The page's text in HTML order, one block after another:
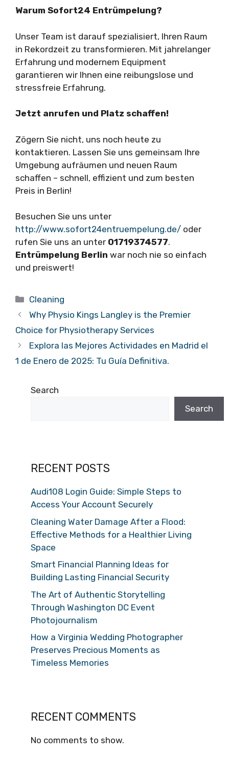
Warum Sofort24 Entrümpelung?
Unser Team ist darauf spezialisiert, Ihren Raum
in Rekordzeit zu transformieren. Mit jahrelanger
Erfahrung und modernem Equipment
garantieren wir Ihnen eine reibungslose und
stressfreie Erfahrung.
Jetzt anrufen und Platz schaffen!
Zögern Sie nicht, uns noch heute zu
kontaktieren. Lassen Sie uns gemeinsam Ihre
Umgebung aufräumen und neuen Raum
schaffen – schnell, effizient und zum besten
Preis in Berlin!
Besuchen Sie uns unter
http://www.sofort24entruempelung.de/ oder
rufen Sie uns an unter 01719374577.
Entrümpelung Berlin war noch nie so einfach
und preiswert!
Categories
Cleaning
Why Physio Kings Langley is the Premier
Choice for Physiotherapy Services
Explora las Mejores Actividades en Madrid el
1 de Enero de 2025: Tu Guía Definitiva.
Search
Search
RECENT POSTS
Audi108 Login Guide: Simple Steps to
Access Your Account Securely
Cleaning Water Damage After a Flood:
Effective Methods for a Healthier Living
Space
Smart Financial Planning Ideas for
Building Lasting Financial Security
The Art of Authentic Storytelling
Through Washington DC Event
Photojournalism
How a Virginia Wedding Photographer
Preserves Precious Moments as
Timeless Memories
RECENT COMMENTS
No comments to show.